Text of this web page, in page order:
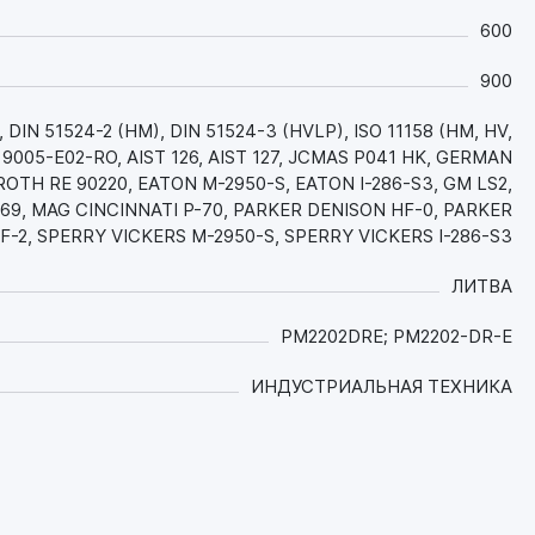
обеспечивает их долгий срок службы и
снижает расходы на запчасти;
- Современные моюще-диспергирующие
присадки обеспечивают идеальную чистоту
деталей гидросистемы, что также защищает
ресурс оборудования и повышает его
- Высочайшая термоокислительная и
механическим и химическим воздействиям в
600
900
DIN 51524-2 (HM), DIN 51524-3 (HVLP), ISO 11158 (HM, HV,
E02-RO, AIST 126, AIST 127, JCMAS P041 HK, GERMAN
RE 90220, EATON M-2950-S, EATON I-286-S3, GM LS2,
MAG CINCINNATI P-70, PARKER DENISON HF-0, PARKER
2, SPERRY VICKERS M-2950-S, SPERRY VICKERS I-286-S3
ЛИТВА
PM2202DRE; PM2202-DR-E
ИНДУСТРИАЛЬНАЯ ТЕХНИКА